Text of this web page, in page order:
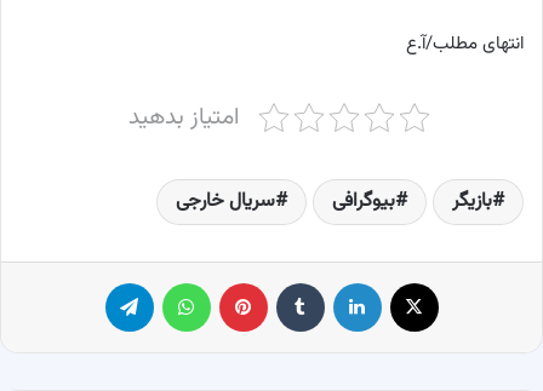
انتهای مطلب/آ.ع
امتیاز بدهید
بازیگر بیوگرافی سریال خارجی
لینکدین ‫تامبلر پینترست